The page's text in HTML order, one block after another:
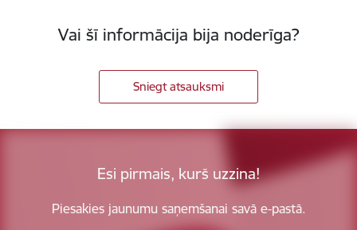
Vai šī informācija bija noderīga?
Sniegt atsauksmi
Esi pirmais, kurš uzzina!
Piesakies jaunumu saņemšanai savā e-pastā.